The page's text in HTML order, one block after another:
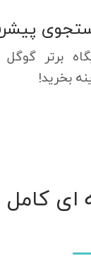
برتر
بخرید!
کامل